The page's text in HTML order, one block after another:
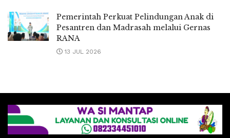
Pemerintah Perkuat Pelindungan Anak di
Pesantren dan Madrasah melalui Gernas
RANA
13 JUL 2026